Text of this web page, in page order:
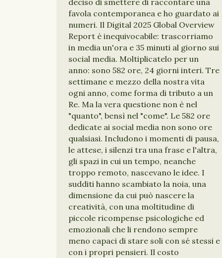
deciso di smettere di raccontare una
favola contemporanea e ho guardato ai
numeri. Il Digital 2025 Global Overview
Report è inequivocabile: trascorriamo
in media un'ora e 35 minuti al giorno sui
social media. Moltiplicatelo per un
anno: sono 582 ore, 24 giorni interi. Tre
settimane e mezzo della nostra vita
ogni anno, come forma di tributo a un
Re. Ma la vera questione non è nel
"quanto", bensì nel "come". Le 582 ore
dedicate ai social media non sono ore
qualsiasi. Includono i momenti di pausa,
le attese, i silenzi tra una frase e l'altra,
gli spazi in cui un tempo, neanche
troppo remoto, nascevano le idee. I
sudditi hanno scambiato la noia, una
dimensione da cui può nascere la
creatività, con una moltitudine di
piccole ricompense psicologiche ed
emozionali che li rendono sempre
meno capaci di stare soli con sé stessi e
con i propri pensieri. Il costo